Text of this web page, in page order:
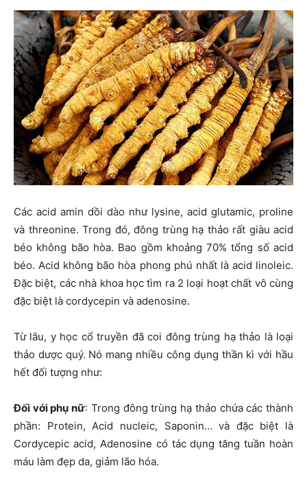
Các acid amin dồi dào như lysine, acid glutamic, proline
và threonine. Trong đó, đông trùng hạ thảo rất giàu acid
béo không bão hòa. Bao gồm khoảng 70% tổng số acid
béo. Acid không bão hòa phong phú nhất là acid linoleic.
Đặc biệt, các nhà khoa học tìm ra 2 loại hoạt chất vô cùng
đặc biệt là cordycepin và adenosine.
Từ lâu, y học cổ truyền đã coi đông trùng hạ thảo là loại
thảo dược quý. Nó mang nhiều công dụng thần kì với hầu
hết đối tượng như:
Đối với phụ nữ: Trong đông trùng hạ thảo chứa các thành
phần: Protein, Acid nucleic, Saponin… và đặc biệt là
Cordycepic acid, Adenosine có tác dụng tăng tuần hoàn
máu làm đẹp da, giảm lão hóa.